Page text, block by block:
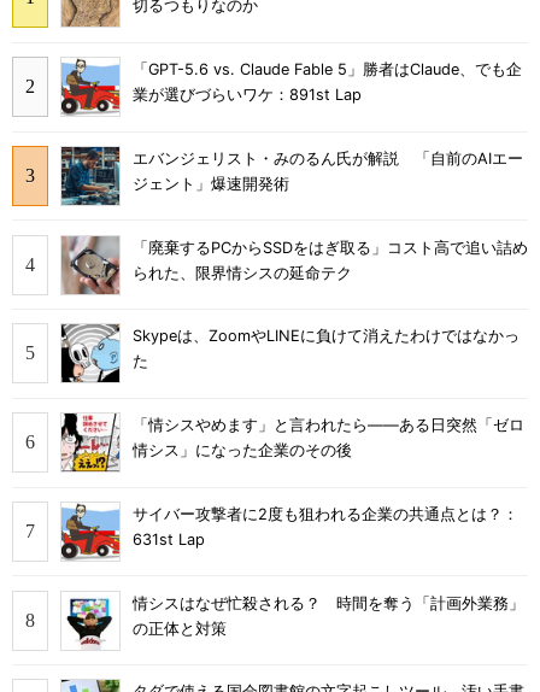
切るつもりなのか
「GPT-5.6 vs. Claude Fable 5」勝者はClaude、でも企
業が選びづらいワケ：891st Lap
エバンジェリスト・みのるん氏が解説 「自前のAIエー
ジェント」爆速開発術
「廃棄するPCからSSDをはぎ取る」コスト高で追い詰め
られた、限界情シスの延命テク
Skypeは、ZoomやLINEに負けて消えたわけではなかっ
た
「情シスやめます」と言われたら――ある日突然「ゼロ
情シス」になった企業のその後
サイバー攻撃者に2度も狙われる企業の共通点とは？：
631st Lap
情シスはなぜ忙殺される？ 時間を奪う「計画外業務」
の正体と対策